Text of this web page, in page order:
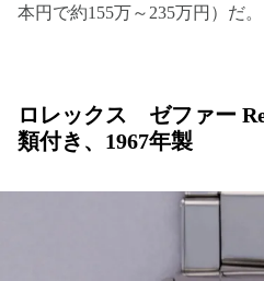
本円で約155万～235万円）だ。
ロレックス ゼファー
類付き、1967年製